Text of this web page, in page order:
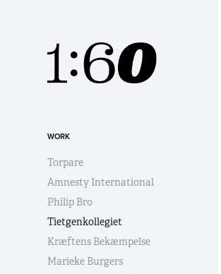
WORK
Torpare
Amnesty International
Philip Bro
Tietgenkollegiet
Kræftens Bekæmpelse
Marieke Burgers